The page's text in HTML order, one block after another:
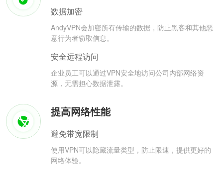
数据加密
AndyVPN会加密所有传输的数据，防止黑客和其他恶
意行为者窃取信息。
安全远程访问
企业员工可以通过VPN安全地访问公司内部网络资
源，无需担心数据泄露。
提高网络性能
避免带宽限制
使用VPN可以隐藏流量类型，防止限速，提供更好的
网络体验。